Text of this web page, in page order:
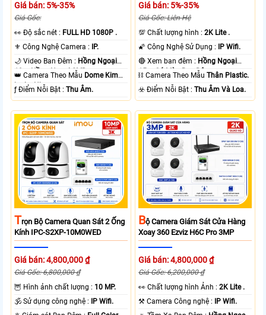
Giá bán: 5%-35%
Giá Gốc:
️👀 Độ sắc nét : FULL HD 1080P .
⚜️ Công Nghệ Camera :
IP.
🌙 Video Ban Đêm : Hồng Ngoại
10m Hồng Ngoại SMD.
👑 Camera Theo Mẫu Dome Kim
loại + Nhựa.
️ƒ Điểm Nỗi Bật :Thu Âm.
Giá bán: 5%-35%
Giá Gốc: Liên Hệ
💯 Chất lượng hình :2K Lite .
🌠 Công Nghệ Sử Dụng :
IP Wifi.
🔴 Xem ban đêm : Hồng Ngoại
15m Có Màu Ban Ðêm.
⛓ Camera Theo MẫuThân Plastic.
️☣️ Điểm Nỗi Bật :Thu Âm Và Loa.
TRọn Bộ Camera Quan Sát 2 Ống
Kính IPC-S2XP-10M0WED
Giá bán: 4,800,000 ₫
Giá Gốc: 6,800,000 ₫
🦉 Hình ảnh chất lượng : 10 MP.
🕉️ Sử dụng công nghệ : IP Wifi.
BỘ Camera Giám Sát Cửa Hàng
Xoay 360 Ezviz H6C Pro 3MP
Giá bán: 4,800,000 ₫
Giá Gốc: 6,200,000 ₫
️👀 Chất lượng hình Ảnh :2K Lite .
⚒ Camera Công nghệ : IP Wifi.